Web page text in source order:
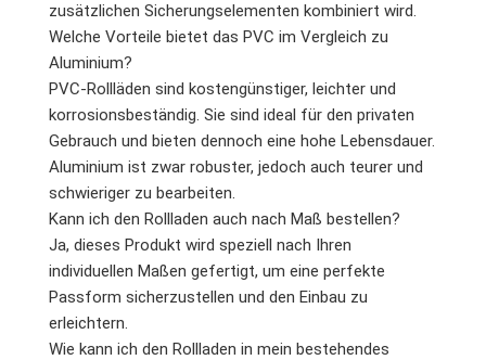
zusätzlichen Sicherungselementen kombiniert wird.
Welche Vorteile bietet das PVC im Vergleich zu
Aluminium?
PVC-Rollläden sind kostengünstiger, leichter und
korrosionsbeständig. Sie sind ideal für den privaten
Gebrauch und bieten dennoch eine hohe Lebensdauer.
Aluminium ist zwar robuster, jedoch auch teurer und
schwieriger zu bearbeiten.
Kann ich den Rollladen auch nach Maß bestellen?
Ja, dieses Produkt wird speziell nach Ihren
individuellen Maßen gefertigt, um eine perfekte
Passform sicherzustellen und den Einbau zu
erleichtern.
Wie kann ich den Rollladen in mein bestehendes